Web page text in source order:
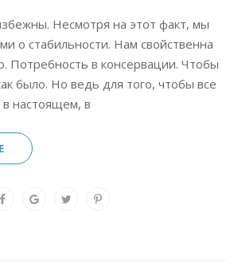
Несмотря на этот факт, мы
о стабильности. Нам свойственна
Потребность в консервации. Чтобы
было. Но ведь для того, чтобы все
в настоящем, в